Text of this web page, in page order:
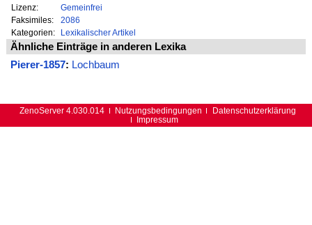
Lizenz:
Gemeinfrei
Faksimiles:
2086
Kategorien:
Lexikalischer Artikel
Ähnliche Einträge in anderen Lexika
Pierer-1857: Lochbaum
ZenoServer 4.030.014 Nutzungsbedingungen
Datenschutzerklärung
Impressum